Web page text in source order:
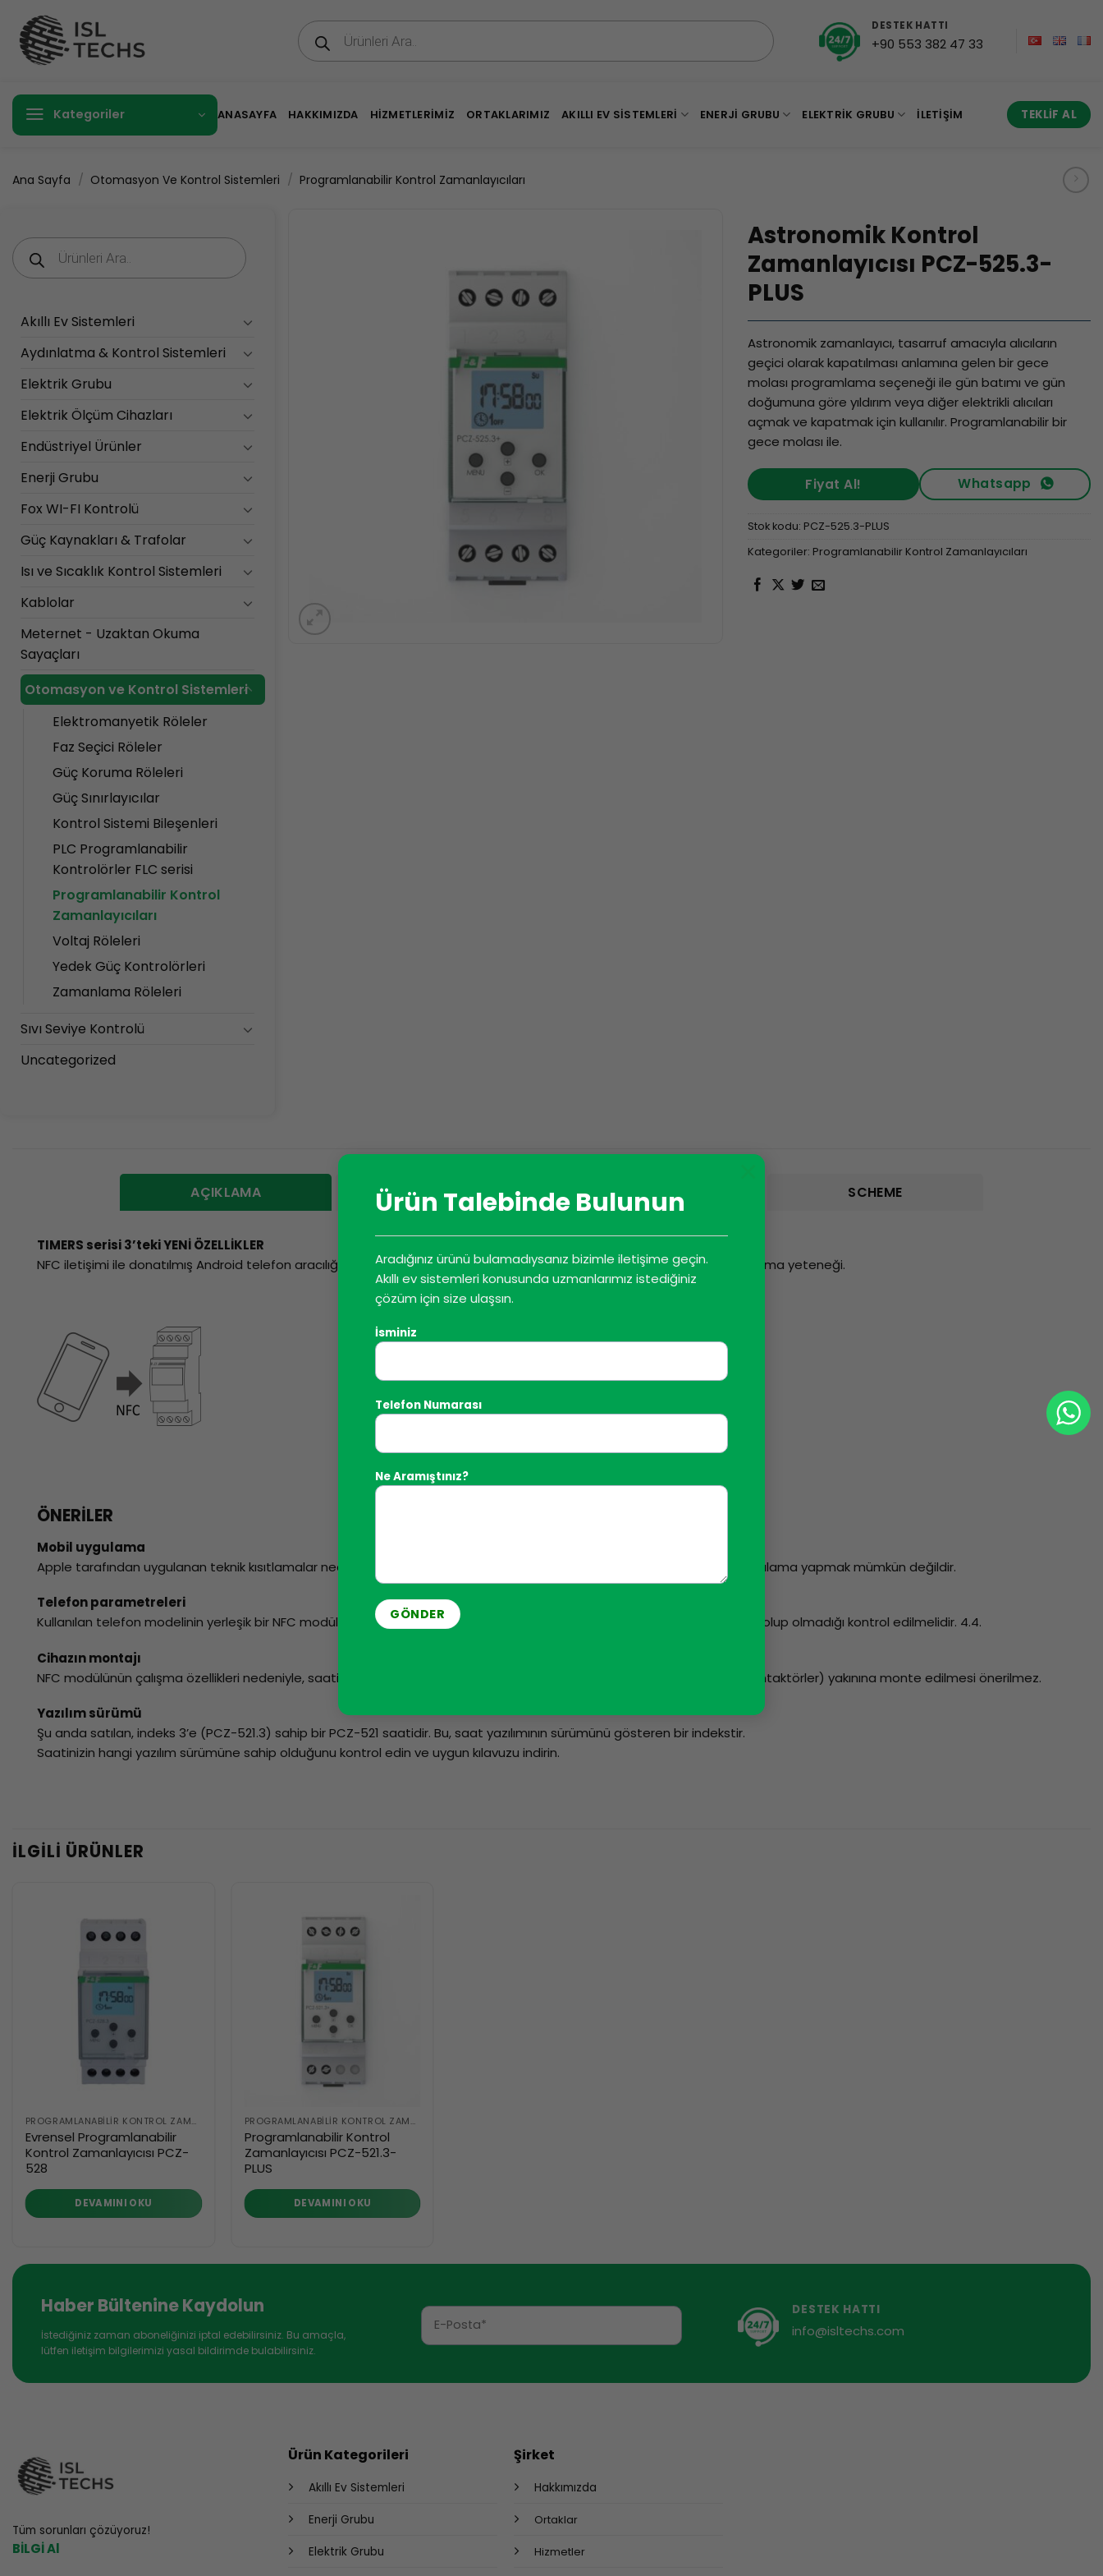
Ürün Talebinde Bulunun
Aradığınız ürünü bulamadıysanız bizimle iletişime geçin.
Akıllı ev sistemleri konusunda uzmanlarımız istediğiniz
çözüm için size ulaşsın.
İsminiz
Telefon Numarası
Ne Aramıştınız?
atla
Products
search
DESTEK HATTI
+90 553 382 47 33
Kategoriler ANASAYFA HAKKIMIZDA HIZMETLERIMIZ ORTAKLARIMIZ AKILLI EV SISTEMLERI ENERJI GRUBU ELEKTRIK GRUBU İLETIŞIM TEKLIF AL
Ana Sayfa / Otomasyon Ve Kontrol Sistemleri / Programlanabilir Kontrol Zamanlayıcıları
Astronomik Kontrol
Zamanlayıcısı PCZ-525.3-
PLUS
Astronomik zamanlayıcı, tasarruf amacıyla alıcıların
geçici olarak kapatılması anlamına gelen bir gece
molası programlama seçeneği ile gün batımı ve gün
doğumuna göre yıldırım veya diğer elektrikli alıcıları
açmak ve kapatmak için kullanılır. Programlanabilir bir
gece molası ile.
Fiyat Al! Whatsapp
Stok kodu: PCZ-525.3-PLUS
Kategoriler: Programlanabilir Kontrol Zamanlayıcıları
Products
search
Akıllı Ev Sistemleri
Aydınlatma & Kontrol Sistemleri
Elektrik Grubu
Elektrik Ölçüm Cihazları
Endüstriyel Ürünler
Enerji Grubu
Fox WI-FI Kontrolü
Güç Kaynakları & Trafolar
Isı ve Sıcaklık Kontrol Sistemleri
Kablolar
Meternet - Uzaktan Okuma
Sayaçları
Otomasyon ve Kontrol Sistemleri
Elektromanyetik Röleler
Faz Seçici Röleler
Güç Koruma Röleleri
Güç Sınırlayıcılar
Kontrol Sistemi Bileşenleri
PLC Programlanabilir
Kontrolörler FLC serisi
Programlanabilir Kontrol
Zamanlayıcıları
Voltaj Röleleri
Yedek Güç Kontrolörleri
Zamanlama Röleleri
Sıvı Seviye Kontrolü
Uncategorized
AÇIKLAMA DATASHEET İNDIRME SCHEME
TIMERS serisi 3’teki YENİ ÖZELLİKLER
NFC iletişimi ile donatılmış Android telefon aracılığıyla kablosuz olarak kontrol zamanlayıcı yapılandırmasını okuma ve yazma yeteneği.
ÖNERİLER
Mobil uygulama
Apple tarafından uygulanan teknik kısıtlamalar nedeniyle (NFC modülünün kullanımıyla ilgili olarak), bugün iOS için bir uygulama yapmak mümkün değildir.
Telefon parametreleri
Kullanılan telefon modelinin yerleşik bir NFC modülüne sahip olup olmadığı ve Android sürümünün eşit veya daha yüksek olup olmadığı kontrol edilmelidir. 4.4.
Cihazın montajı
NFC modülünün çalışma özellikleri nedeniyle, saatin elektromanyetik alan yayan cihazların (örneğin transformatörler, kontaktörler) yakınına monte edilmesi önerilmez.
Yazılım sürümü
Şu anda satılan, indeks 3’e (PCZ-521.3) sahip bir PCZ-521 saatidir. Bu, saat yazılımının sürümünü gösteren bir indekstir.
Saatinizin hangi yazılım sürümüne sahip olduğunu kontrol edin ve uygun kılavuzu indirin.
İLGILI ÜRÜNLER
PROGRAMLANABILIR KONTROL ZAMANLAYICILARI
Evrensel Programlanabilir
Kontrol Zamanlayıcısı PCZ-
528
DEVAMINI OKU
PROGRAMLANABILIR KONTROL ZAMANLAYICILARI
Programlanabilir Kontrol
Zamanlayıcısı PCZ-521.3-
PLUS
DEVAMINI OKU
Haber Bültenine Kaydolun
İstediğiniz zaman aboneliğinizi iptal edebilirsiniz. Bu amaçla,
lütfen iletişim bilgilerimizi yasal bildirimde bulabilirsiniz.
DESTEK HATTI
info@isltechs.com
Tüm sorunları çözüyoruz!
BİLGİ Al
Ürün Kategorileri
Akıllı Ev Sistemleri
Enerji Grubu
Elektrik Grubu
Şirket
Hakkımızda
Ortaklar
Hizmetler